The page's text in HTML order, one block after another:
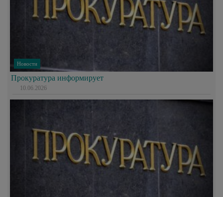
Новости
Прокуратура информирует
10.06.2026